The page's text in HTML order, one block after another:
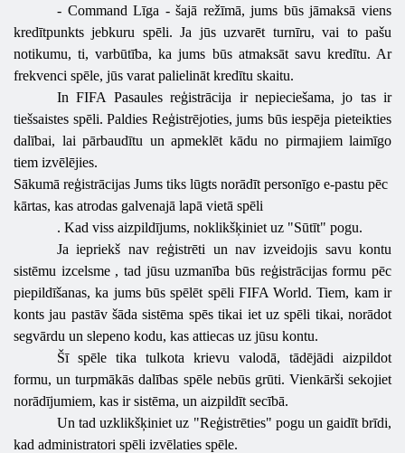
- Command Līga - šajā režīmā, jums būs jāmaksā viens
kredītpunkts jebkuru spēli. Ja jūs uzvarēt turnīru, vai to pašu
notikumu, ti, varbūtība, ka jums būs atmaksāt savu kredītu. Ar
frekvenci spēle, jūs varat palielināt kredītu skaitu.
In FIFA Pasaules reģistrācija ir nepieciešama, jo tas ir
tiešsaistes spēli. Paldies Reģistrējoties, jums būs iespēja pieteikties
dalībai, lai pārbaudītu un apmeklēt kādu no pirmajiem laimīgo
tiem izvēlējies.
Sākumā reģistrācijas Jums tiks lūgts norādīt personīgo e-pastu pēc
kārtas, kas atrodas galvenajā lapā vietā spēli
. Kad viss aizpildījums, noklikšķiniet uz "Sūtīt" pogu.
Ja iepriekš nav reģistrēti un nav izveidojis savu kontu
sistēmu izcelsme , tad jūsu uzmanība būs reģistrācijas formu pēc
piepildīšanas, ka jums būs spēlēt spēli FIFA World. Tiem, kam ir
konts jau pastāv šāda sistēma spēs tikai iet uz spēli tikai, norādot
segvārdu un slepeno kodu, kas attiecas uz jūsu kontu.
Šī spēle tika tulkota krievu valodā, tādējādi aizpildot
formu, un turpmākās dalības spēle nebūs grūti. Vienkārši sekojiet
norādījumiem, kas ir sistēma, un aizpildīt secībā.
Un tad uzklikšķiniet uz "Reģistrēties" pogu un gaidīt brīdi,
kad administratori spēli izvēlaties spēle.